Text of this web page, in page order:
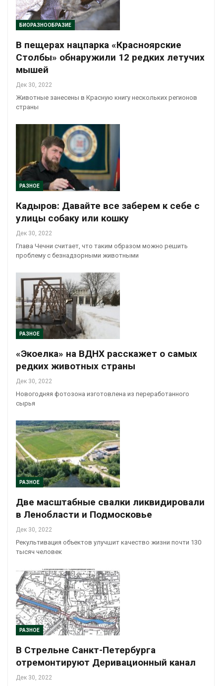
БИОРАЗНООБРАЗИЕ
В пещерах нацпарка «Красноярские
Столбы» обнаружили 12 редких летучих
мышей
Дек 30, 2022
Животные занесены в Красную книгу нескольких регионов
страны
РАЗНОЕ
Кадыров: Давайте все заберем к себе с
улицы собаку или кошку
Дек 30, 2022
Глава Чечни считает, что таким образом можно решить
проблему с безнадзорными животными
РАЗНОЕ
«Экоелка» на ВДНХ расскажет о самых
редких животных страны
Дек 30, 2022
Новогодняя фотозона изготовлена из переработанного
сырья
РАЗНОЕ
Две масштабные свалки ликвидировали
в Ленобласти и Подмосковье
Дек 30, 2022
Рекультивация объектов улучшит качество жизни почти 130
тысяч человек
РАЗНОЕ
В Стрельне Санкт-Петербурга
отремонтируют Деривационный канал
Дек 30, 2022